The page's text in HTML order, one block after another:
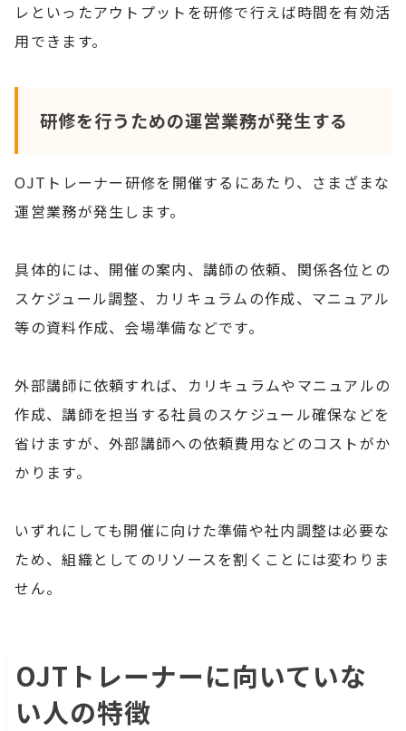
レといったアウトプットを研修で行えば時間を有効活
用できます。
研修を行うための運営業務が発生する
OJTトレーナー研修を開催するにあたり、さまざまな
運営業務が発生します。
具体的には、開催の案内、講師の依頼、関係各位との
スケジュール調整、カリキュラムの作成、マニュアル
等の資料作成、会場準備などです。
外部講師に依頼すれば、カリキュラムやマニュアルの
作成、講師を担当する社員のスケジュール確保などを
省けますが、外部講師への依頼費用などのコストがか
かります。
いずれにしても開催に向けた準備や社内調整は必要な
ため、組織としてのリソースを割くことには変わりま
せん。
OJTトレーナーに向いていな
い人の特徴